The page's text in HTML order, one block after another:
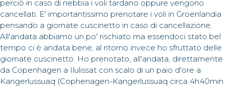
perciò in caso di nebbia i voli tardano oppure vengono
cancellati. E' importantissimo prenotare i voli in Groenlandia
pensando a giornate cuscinetto in caso di cancellazione.
All'andata abbiamo un po' rischiato ma essendoci stato bel
tempo ci è andata bene, al ritorno invece ho sfruttato delle
giornate cuscinetto. Ho prenotato, all'andata, direttamente
da Copenhagen a Ilulissat con scalo di un paio d'ore a
Kangerlussuaq (Cophenagen-Kangerlussuaq circa 4h40min